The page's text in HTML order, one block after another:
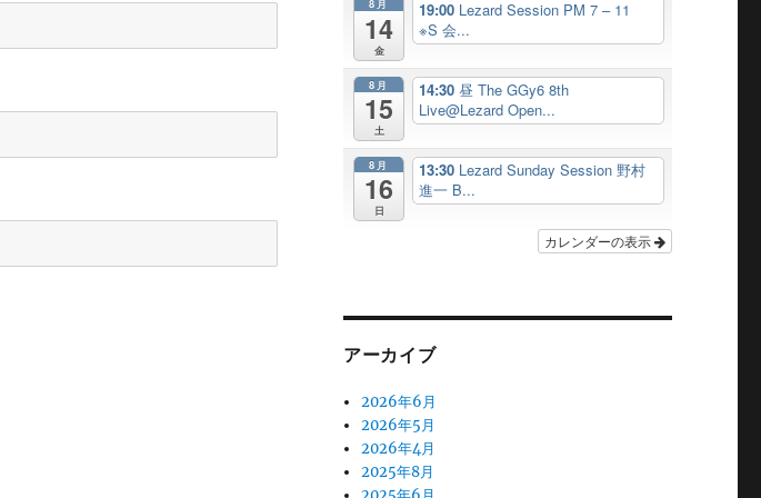
8月
14
金
19:00 Lezard Session PM 7 – 11
※S 会...
8月
15
土
14:30昼 The GGy6 8th
Live@Lezard Open...
8月
16
日
13:30 Lezard Sunday Session 野村
進一 B...
カレンダーの表示
アーカイブ
2026年6月
2026年5月
2026年4月
2025年8月